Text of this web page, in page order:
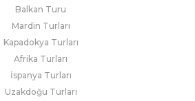
Balkan Turu
Mardin Turları
Kapadokya Turları
Afrika Turları
İspanya Turları
Uzakdoğu Turları